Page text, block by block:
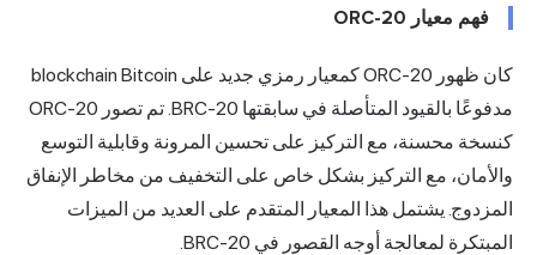
فهم معيار ORC-20
كان ظهور ORC-20 كمعيار رمزي جديد على blockchain Bitcoin
مدفوعًا بالقيود المتأصلة في سابقتها BRC-20. تم تصور ORC-20
كنسخة محسنة، مع التركيز على تحسين المرونة وقابلية التوسع
والأمان، مع التركيز بشكل خاص على التخفيف من مخاطر الإنفاق
المزدوج. يشتمل هذا المعيار المتقدم على العديد من الميزات
المبتكرة لمعالجة أوجه القصور في BRC-20.